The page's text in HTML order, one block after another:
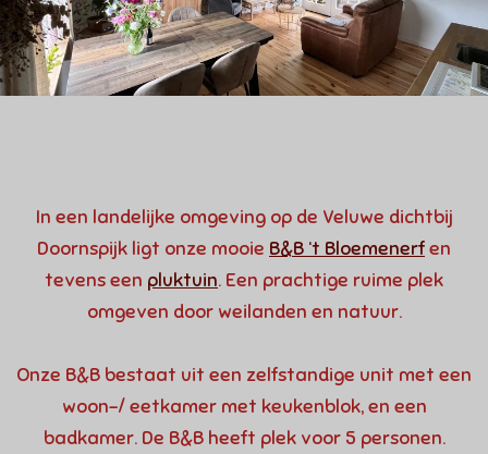
In een landelijke omgeving op de Veluwe dichtbij
Doornspijk ligt onze mooie B&B ‘t Bloemenerfen
tevens een pluktuin. Een prachtige ruime plek
omgeven door weilanden en natuur.
Onze B&B bestaat uit een zelfstandige unit met een
woon-/ eetkamer met keukenblok, en een
badkamer. De B&B heeft plek voor 5 personen.